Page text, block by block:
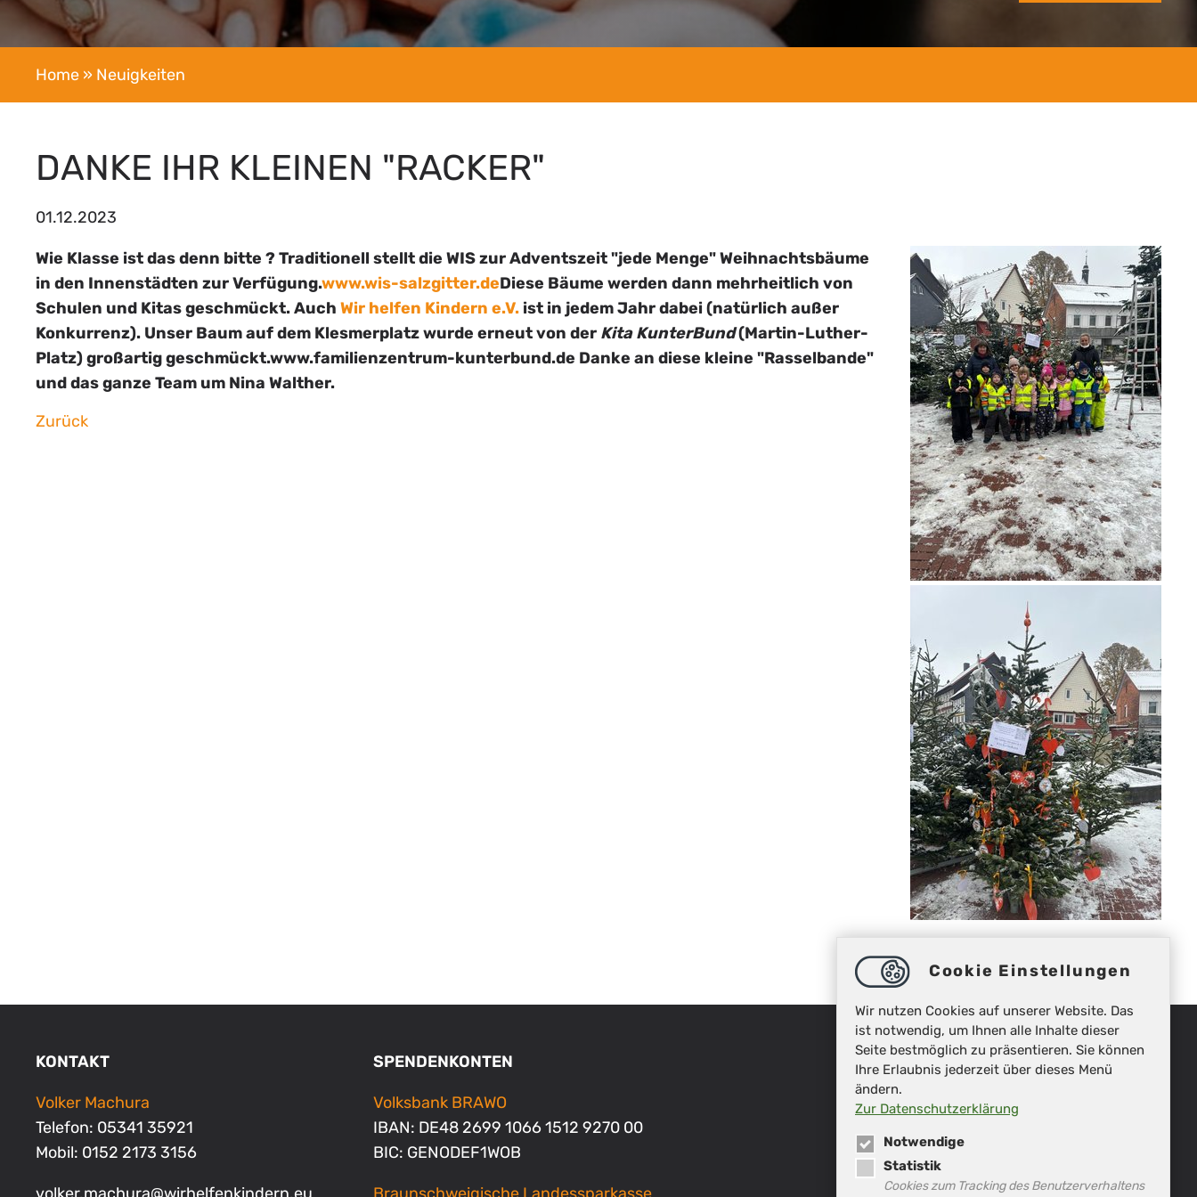
Home » Neuigkeiten
DANKE IHR KLEINEN "RACKER"
01.12.2023
Wie Klasse ist das denn bitte ?Traditionell stellt die WIS zur Adventszeit "jede Menge" Weihnachtsbäume
in den Innenstädten zur Verfügung.www.wis-salzgitter.deDiese Bäume werden dann mehrheitlich von
Schulen und Kitas geschmückt. Auch Wir helfen Kindern e.V. ist in jedem Jahr dabei (natürlich außer
Konkurrenz). Unser Baum auf dem Klesmerplatz wurde erneut von der Kita KunterBund(Martin-Luther-
Platz) großartig geschmückt.www.familienzentrum-kunterbund.de Danke an diese kleine "Rasselbande"
und das ganze Team um Nina Walther.
Zurück
KONTAKT
Volker Machura
Telefon: 05341 35921
Mobil: 0152 2173 3156
SPENDENKONTEN
Volksbank BRAWO
IBAN: DE48 2699 1066 1512 9270 00
BIC: GENODEF1WOB
Cookie Einstellungen
Wir nutzen Cookies auf unserer Website. Das
ist notwendig, um Ihnen alle Inhalte dieser
Seite bestmöglich zu präsentieren. Sie können
Ihre Erlaubnis jederzeit über dieses Menü
ändern.
Zur Datenschutzerklärung
Notwendige
Statistik
Cookies zum Tracking des Benutzerverhaltens